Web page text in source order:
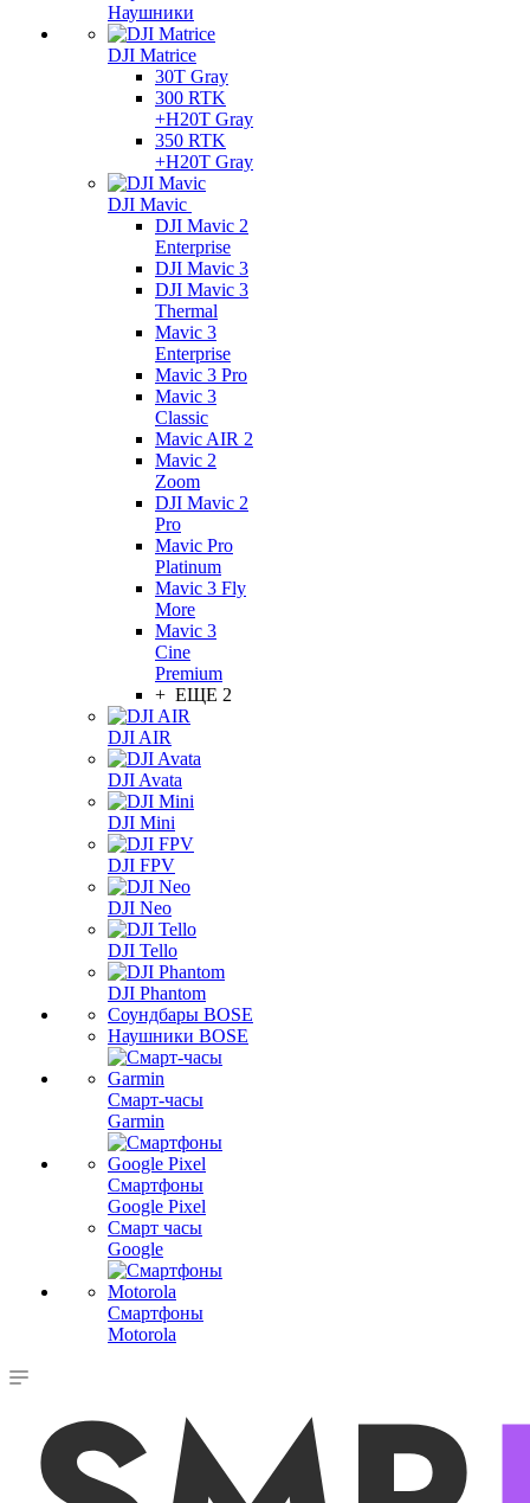
Наушники
DJI Matrice
30T Gray
300 RTK
+H20T Gray
350 RTK
+H20T Gray
DJI Mavic
DJI Mavic 2
Enterprise
DJI Mavic 3
DJI Mavic 3
Thermal
Mavic 3
Enterprise
Mavic 3 Pro
Mavic 3
Сlassic
Mavic AIR 2
Mavic 2
Zoom
DJI Mavic 2
Pro
Mavic Pro
Platinum
Mavic 3 Fly
More
Mavic 3
Cine
Premium
+ ЕЩЕ 2
DJI AIR
DJI Avata
DJI Mini
DJI FPV
DJI Neo
DJI Tello
DJI Phantom
Соундбары BOSE
Наушники BOSE
Смарт-часы
Garmin
Смартфоны
Google Pixel
Смарт часы
Google
Смартфоны
Motorola